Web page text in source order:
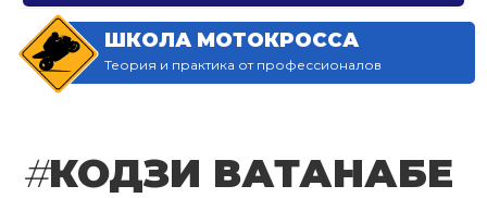
ШКОЛА МОТОКРОССА
Теория и практика от профессионалов
#КОДЗИ ВАТАНАБЕ